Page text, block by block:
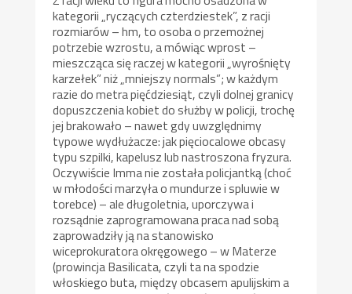
kategorii „ryczących czterdziestek”, z racji
rozmiarów – hm, to osoba o przemożnej
potrzebie wzrostu, a mówiąc wprost –
mieszcząca się raczej w kategorii „wyrośnięty
karzełek” niż „mniejszy normals”; w każdym
razie do metra pięćdziesiąt, czyli dolnej granicy
dopuszczenia kobiet do służby w policji, trochę
jej brakowało – nawet gdy uwzględnimy
typowe wydłużacze: jak pięciocalowe obcasy
typu szpilki, kapelusz lub nastroszona fryzura.
Oczywiście Imma nie została policjantką (choć
w młodości marzyła o mundurze i spluwie w
torebce) – ale długoletnia, uporczywa i
rozsądnie zaprogramowana praca nad sobą
zaprowadziły ją na stanowisko
wiceprokuratora okręgowego – w Materze
(prowincja Basilicata, czyli ta na spodzie
włoskiego buta, między obcasem apulijskim a